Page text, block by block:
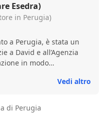
Esedra)
in Perugia)
a Perugia, è stata un
a David e all’Agenzia
in modo
a nulla,la trattativa è
Vedi altro
di Perugia